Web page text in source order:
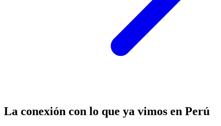
La conexión con lo que ya vimos en Perú